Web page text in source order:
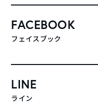
FACEBOOK
フェイスブック
LINE
ライン